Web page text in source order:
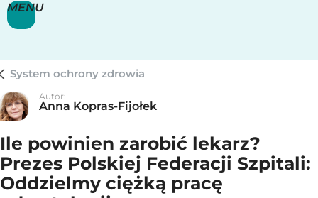
MENU
System ochrony zdrowia
Autor:
Anna Kopras-Fijołek
Ile powinien zarobić lekarz?
Prezes Polskiej Federacji Szpitali:
Oddzielmy ciężką pracę